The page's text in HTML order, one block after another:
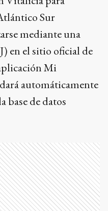
Sur
mediante una
en el sitio oficial de
Mi
automáticamente
base de datos